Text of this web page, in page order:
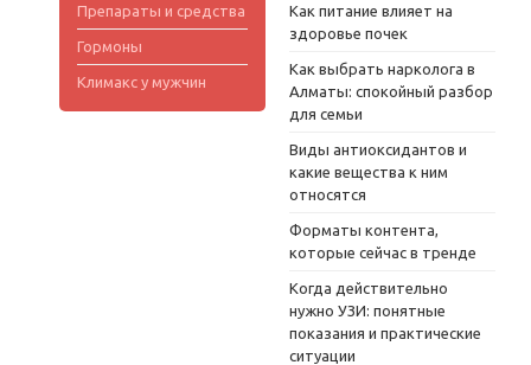
Препараты и средства
Гормоны
Климакс у мужчин
Как питание влияет на
здоровье почек
Как выбрать нарколога в
Алматы: спокойный разбор
для семьи
Виды антиоксидантов и
какие вещества к ним
относятся
Форматы контента,
которые сейчас в тренде
Когда действительно
нужно УЗИ: понятные
показания и практические
ситуации